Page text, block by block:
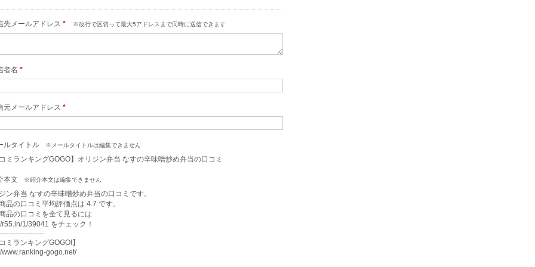
先メールアドレス * ※改行で区切って最大5アドレスまで同時に送信できます
者名 *
元メールアドレス *
ルタイトル ※メールタイトルは編集できません
ミランキングGOGO】オリジン弁当 なすの辛味噌炒め弁当の口コミ
本文 ※紹介本文は編集できません
ン弁当 なすの辛味噌炒め弁当の口コミです。
品の口コミ平均評価点は 4.7 です。
品の口コミを全て見るには
r55.in/1/39041 をチェック！
ミランキングGOGO!】
www.ranking-gogo.net/